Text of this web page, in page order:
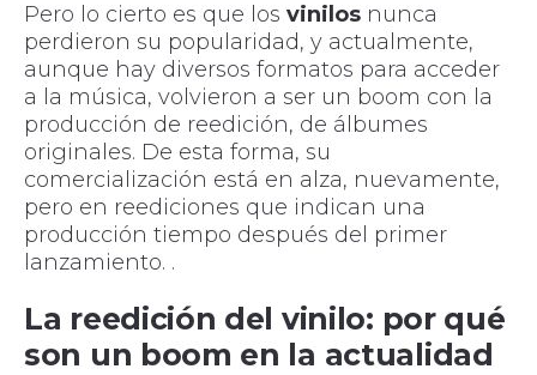
Pero lo cierto es que los vinilos nunca
perdieron su popularidad, y actualmente,
aunque hay diversos formatos para acceder
a la música, volvieron a ser un boom con la
producción de reedición, de álbumes
originales. De esta forma, su
comercialización está en alza, nuevamente,
pero en reediciones que indican una
producción tiempo después del primer
lanzamiento. .
La reedición del vinilo: por qué
son un boom en la actualidad